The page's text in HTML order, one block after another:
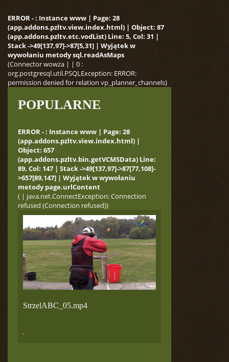
ERROR - : Instance www | Page: 28
(app.addons.pzltv.view.index.html) | Object: 87
(app.addons.pzltv.etc.vodList) Line: 5, Col: 31 |
Stack ->49[137,97]->87[5,31] | Wyjątek w
wywołaniu metody sql.readAsMaps
(Connector wowza | | 0 :
org.postgresql.util.PSQLException: ERROR:
permission denied for relation vp_planner_channels)
POPULARNE
ERROR - : Instance www | Page: 28
(app.addons.pzltv.view.index.html) |
Object: 657
(app.addons.pzltv.bin.getVCMSData) Line:
89, Col: 147 | Stack ->49[137,97]->87[77,108]-
>657[89,147] | Wyjątek w wywołaniu
metody page.urlContent
( | java.net.ConnectException: Connection
refused (Connection refused))
StrzelABC_05.mp4
,